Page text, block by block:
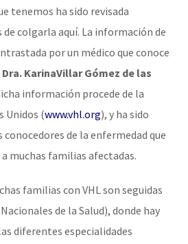
tenemos ha sido revisada
colgarla aquí. La información de
por un médico que conoce
Dra. KarinaVillar Gómez de las
información procede de la
Unidos (www.vhl.org), y ha sido
de la enfermedad que
muchas familias afectadas.
familias con VHL son seguidas
de la Salud), donde hay
diferentes especialidades